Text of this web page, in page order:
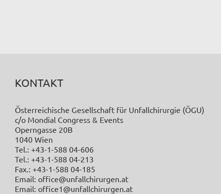
KONTAKT
Österreichische Gesellschaft für Unfallchirurgie (ÖGU)
c/o Mondial Congress & Events
Operngasse 20B
1040 Wien
Tel.: +43-1-588 04-606
Tel.: +43-1-588 04-213
Fax.: +43-1-588 04-185
Email: office@unfallchirurgen.at
Email: office1@unfallchirurgen.at